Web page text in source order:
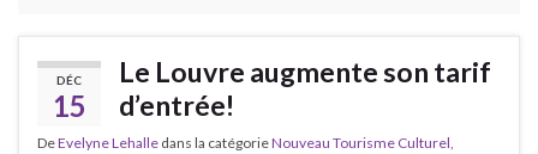
DÉC
15
Le Louvre augmente son tarif
d’entrée!
DeEvelyne Lehalle dans la catégorieNouveau Tourisme Culturel,